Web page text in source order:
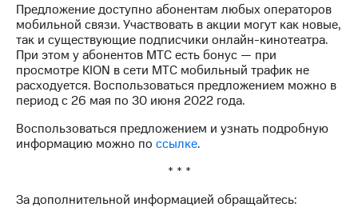
Порядок
выкупа
акций
Дивиденды
Рынок
облигаций
Описание
Еврооблигации-2023
Уведомление
именных
Предложение доступно абонентам любых операторов
мобильной связи. Участвовать в акции могут как новые,
так и существующие подписчики онлайн-кинотеатра.
При этом у абонентов МТС есть бонус — при
просмотре KION в сети МТС мобильный трафик не
расходуется. Воспользоваться предложением можно в
период с 26 мая по 30 июня 2022 года.
Воспользоваться предложением и узнать подробную
информацию можно по ссылке.
* * *
За дополнительной информацией обращайтесь: